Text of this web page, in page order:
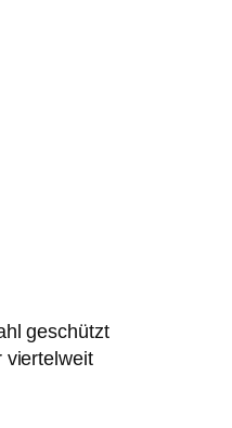
geschützt
viertelweit